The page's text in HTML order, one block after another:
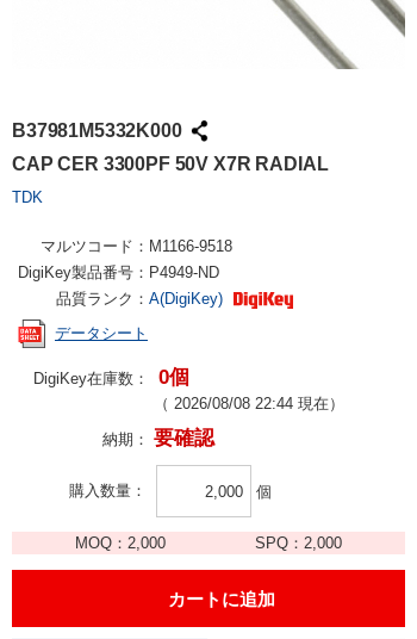
B37981M5332K000
CAP CER 3300PF 50V X7R RADIAL
TDK
マルツコード： M1166-9518
DigiKey製品番号： P4949-ND
品質ランク： A(DigiKey)
データシート
DigiKey在庫数： 0個
（ 2026/08/08 22:44 現在）
納期： 要確認
購入数量 個
MOQ： 2,000 SPQ：2,000